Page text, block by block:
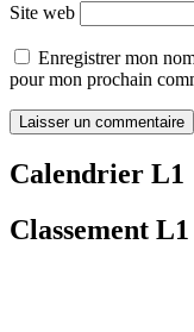
Site web
Enregistrer mon
pour mon prochain
Calendrier L1
Classement L1